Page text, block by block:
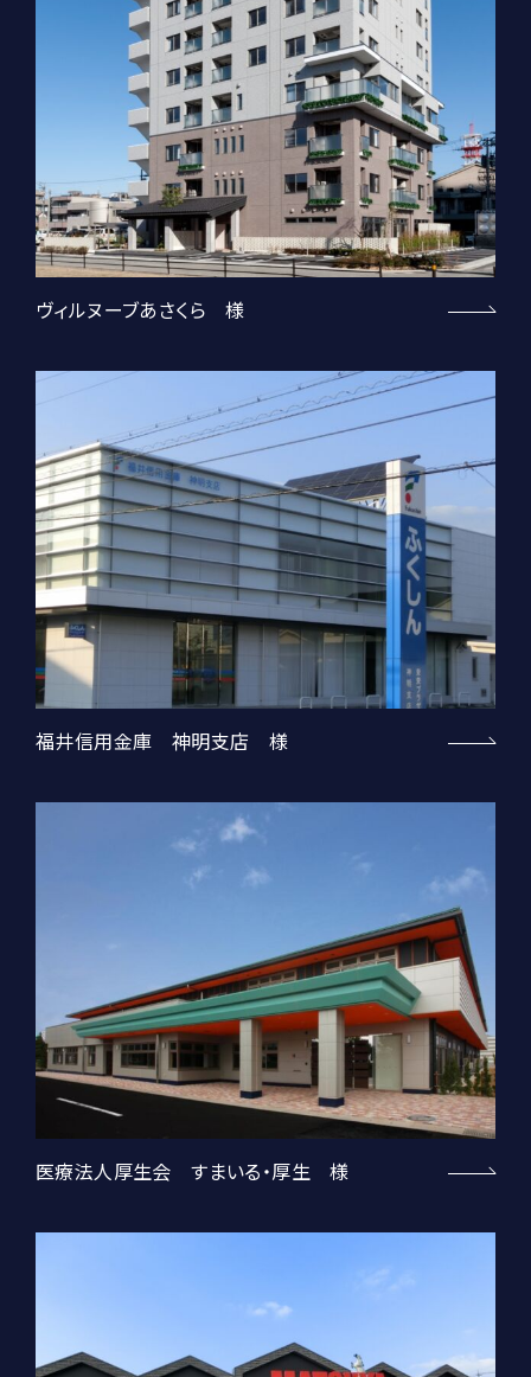
ヴィルヌーブあさくら 様
福井信用金庫 神明支店 様
医療法人厚生会 すまいる・厚生 様